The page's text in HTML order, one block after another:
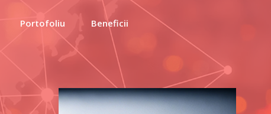
Portofoliu Beneficii